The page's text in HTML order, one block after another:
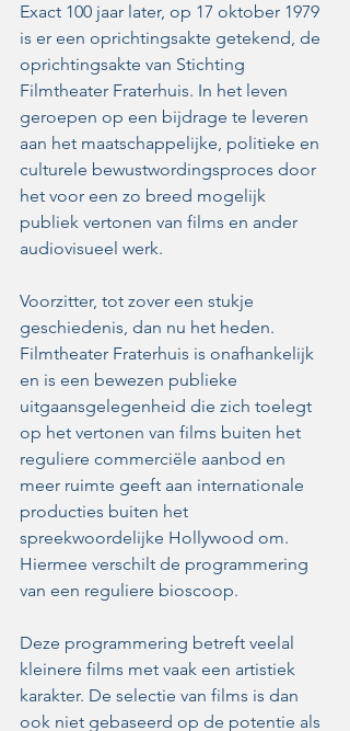
Exact 100 jaar later, op 17 oktober 1979
is er een oprichtingsakte getekend, de
oprichtingsakte van Stichting
Filmtheater Fraterhuis. In het leven
geroepen op een bijdrage te leveren
aan het maatschappelijke, politieke en
culturele bewustwordingsproces door
het voor een zo breed mogelijk
publiek vertonen van films en ander
audiovisueel werk.
Voorzitter, tot zover een stukje
geschiedenis, dan nu het heden.
Filmtheater Fraterhuis is onafhankelijk
en is een bewezen publieke
uitgaansgelegenheid die zich toelegt
op het vertonen van films buiten het
reguliere commerciële aanbod en
meer ruimte geeft aan internationale
producties buiten het
spreekwoordelijke Hollywood om.
Hiermee verschilt de programmering
van een reguliere bioscoop.
Deze programmering betreft veelal
kleinere films met vaak een artistiek
karakter. De selectie van films is dan
ook niet gebaseerd op de potentie als